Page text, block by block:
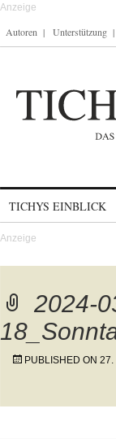
Autoren Unterstützung
TICHYS EINBLICK
2024-
PUBLISHED ON 27.